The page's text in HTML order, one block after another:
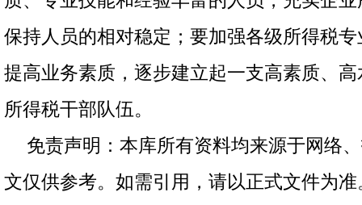
保持人员的相对稳定；要加强各级所得税
提高业务素质，逐步建立起一支高素质、
所得税干部队伍。
免责声明：本库所有资料均来源于网络
文仅供参考。如需引用，请以正式文件为准